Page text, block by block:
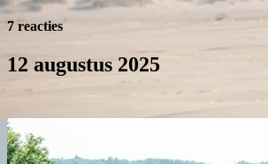
7 reacties
12 augustus 2025